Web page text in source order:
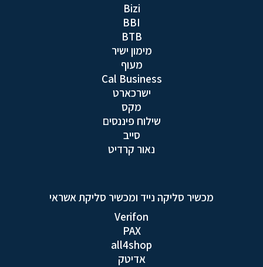
Bizi
BBI
BTB
מימון ישיר
מעוף
Cal Business
ישרכארט
מקס
שילוח פיננסים
סייב
נאור קרדיט
מכשיר סליקה נייד ומכשיר סליקת אשראי
Verifon
PAX
all4shop
אדיטק